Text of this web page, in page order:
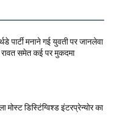
पार्टी मनाने गई युवती पर जानलेवा
समेत कई पर मुकदमा
मोस्ट डिस्टिंग्विश्ड इंटरप्रेन्योर का